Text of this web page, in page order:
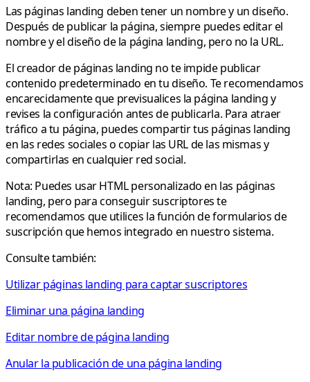
Las páginas landing deben tener un nombrey un diseño.
Después de publicar la página, siempre puedes editar el
nombre y el diseño de la página landing, pero no la URL.
El creador de páginas landing no te impide publicar
contenido predeterminado en tu diseño. Te recomendamos
encarecidamente que previsualices la página landing y
revises la configuración antes de publicarla. Para atraer
tráfico a tu página, puedes compartir tus páginas landing
en las redes sociales o copiar las URL de las mismas y
compartirlas en cualquier red social.
Nota: Puedes usar HTML personalizado en las páginas
landing, pero para conseguir suscriptores te
recomendamos que utilices la función de formularios de
suscripción que hemos integrado en nuestro sistema.
Consulte también:
Utilizar páginas landing para captar suscriptores
Eliminar una página landing
Editar nombre de página landing
Anular la publicación de una página landing